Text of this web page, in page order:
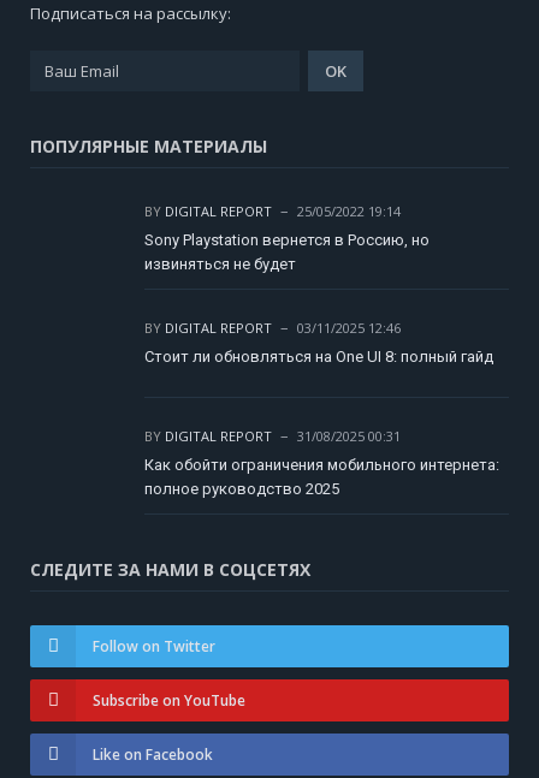
Подписаться на рассылку:
ПОПУЛЯРНЫЕ МАТЕРИАЛЫ
BY DIGITAL REPORT
25/05/2022 19:14
Sony Playstation вернется в Россию, но
извиняться не будет
BY DIGITAL REPORT
03/11/2025 12:46
Стоит ли обновляться на One UI 8: полный гайд
BY DIGITAL REPORT
31/08/2025 00:31
Как обойти ограничения мобильного интернета:
полное руководство 2025
СЛЕДИТЕ ЗА НАМИ В СОЦСЕТЯХ
Follow on Twitter
Subscribe on YouTube
Like on Facebook